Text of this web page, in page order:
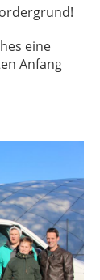
eine
Anfang